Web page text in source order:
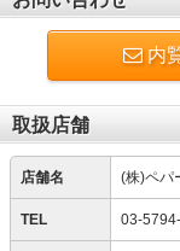
内
取扱店舗
店舗名 (株)ペパ
TEL 03-